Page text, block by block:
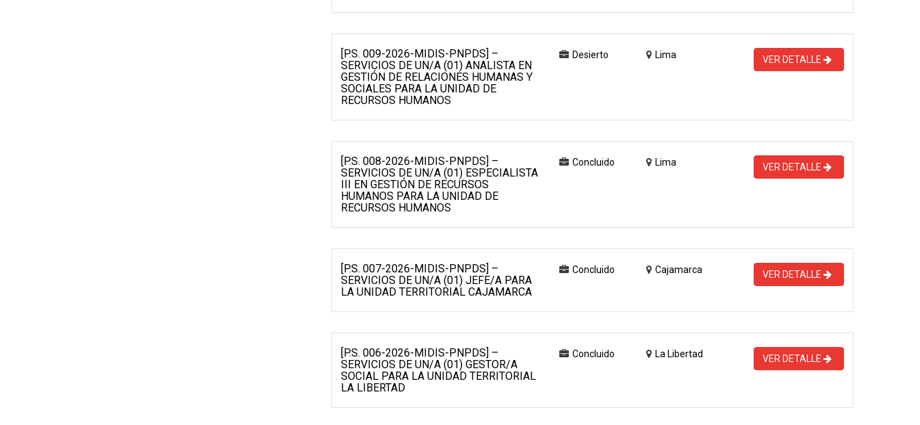
[P.S. 009-2026-MIDIS-PNPDS] –
SERVICIOS DE UN/A (01) ANALISTA EN
GESTIÓN DE RELACIONES HUMANAS Y
SOCIALES PARA LA UNIDAD DE
RECURSOS HUMANOS
Desierto Lima VER DETALLE
[P.S. 008-2026-MIDIS-PNPDS] –
SERVICIOS DE UN/A (01) ESPECIALISTA
III EN GESTIÓN DE RECURSOS
HUMANOS PARA LA UNIDAD DE
RECURSOS HUMANOS
Concluido Lima VER DETALLE
[P.S. 007-2026-MIDIS-PNPDS] –
SERVICIOS DE UN/A (01) JEFE/A PARA
LA UNIDAD TERRITORIAL CAJAMARCA
Concluido Cajamarca VER DETALLE
[P.S. 006-2026-MIDIS-PNPDS] –
SERVICIOS DE UN/A (01) GESTOR/A
SOCIAL PARA LA UNIDAD TERRITORIAL
LA LIBERTAD
Concluido La Libertad VER DETALLE